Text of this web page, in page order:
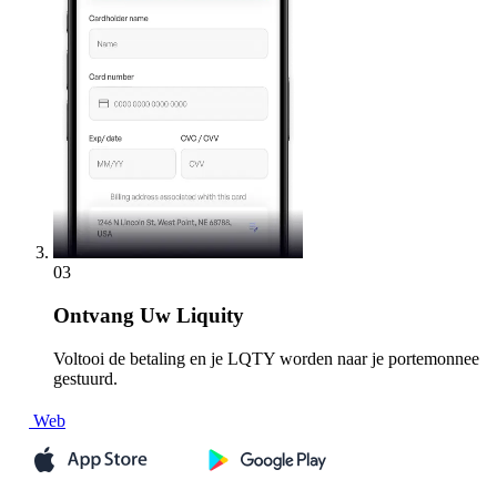
03
Ontvang Uw Liquity
Voltooi de betaling en je LQTY worden naar je portemonnee
gestuurd.
Web